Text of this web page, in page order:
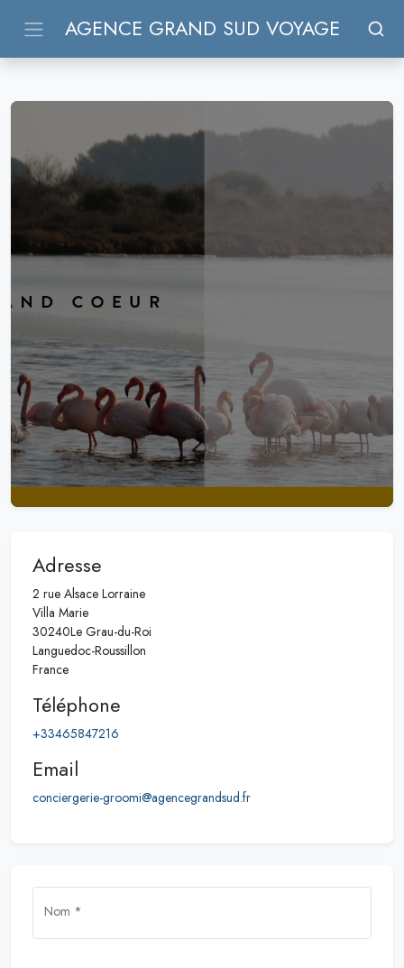
AGENCE GRAND SUD VOYAGE
Adresse
2 rue Alsace Lorraine
Villa Marie
30240Le Grau-du-Roi
Languedoc-Roussillon
France
Téléphone
+33465847216
Email
conciergerie-groomi@agencegrandsud.fr
Nom *